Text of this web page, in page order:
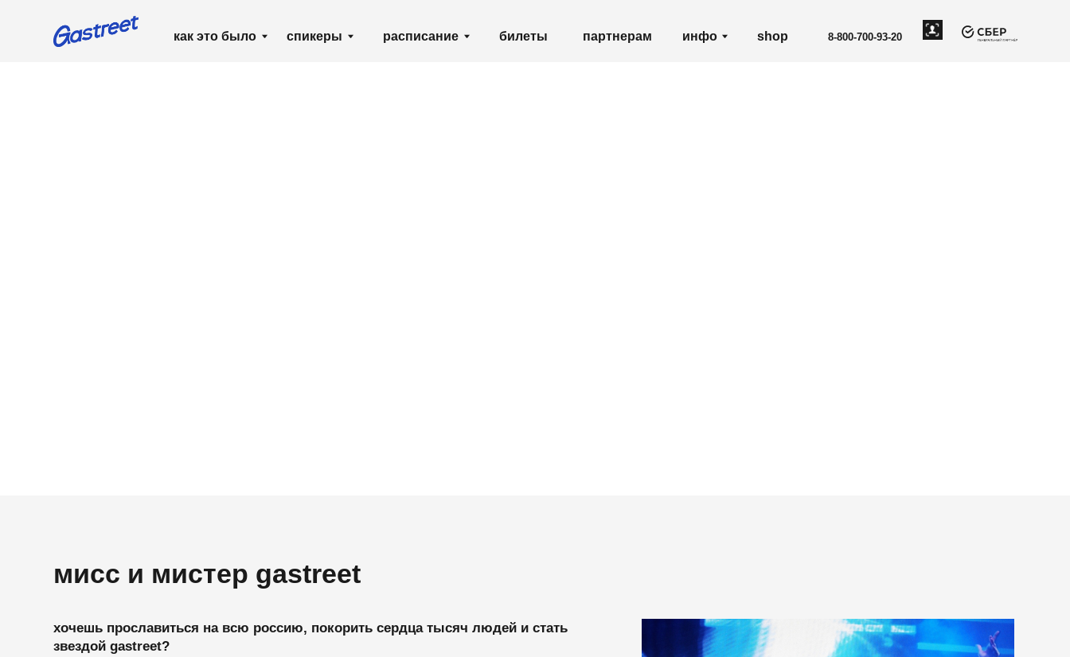
билеты
расписание партнерам
спикеры
как это было инфо shop 8-800-700-93-20
звездой gastreet?
впервые за всю историю gastreet show мы запускаем всенародный конкурс
«крутоты» — безумное масштабное шоу, где именно ты можешь стать главным